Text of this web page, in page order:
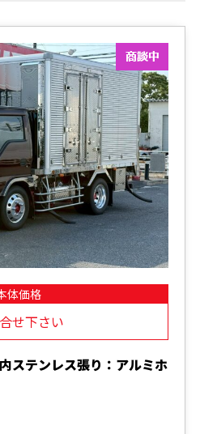
体価格
せ下さい
ステンレス張り：アルミホ